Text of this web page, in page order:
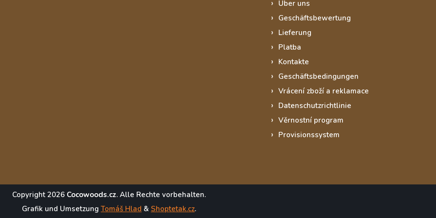
Über uns
Geschäftsbewertung
Lieferung
Platba
Kontakte
Geschäftsbedingungen
Vrácení zboží a reklamace
Datenschutzrichtlinie
Věrnostní program
Provisionssystem
Copyright 2026 Cocowoods.cz. Alle Rechte vorbehalten.
Grafik und Umsetzung Tomáš Hlad & Shoptetak.cz.